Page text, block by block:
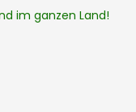
im ganzen Land!